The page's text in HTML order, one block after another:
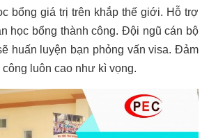
bổng giá trị trên khắp thế giới. Hỗ trợ
học bổng thành công. Đội ngũ cán bộ
huấn luyện bạn phỏng vấn visa. Đảm
công luôn cao như kì vọng.